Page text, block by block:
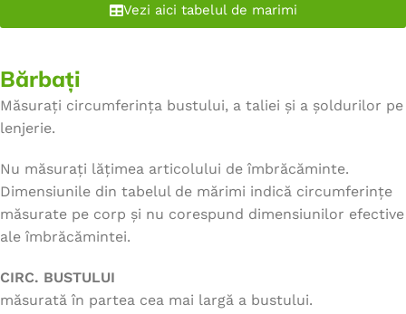
Vezi aici tabelul de marimi
Bărbați
Măsurați circumferința bustului, a taliei și a șoldurilor pe
lenjerie.
Nu măsurați lățimea articolului de îmbrăcăminte.
Dimensiunile din tabelul de mărimi indică circumferințe
măsurate pe corp și nu corespund dimensiunilor efective
ale îmbrăcămintei.
CIRC. BUSTULUI
măsurată în partea cea mai largă a bustului.